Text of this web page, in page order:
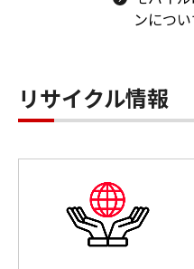
ンにつ
リサイクル情報